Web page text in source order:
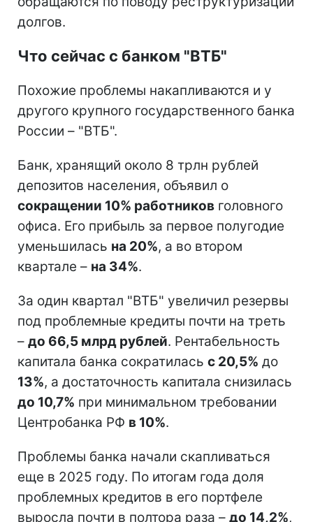
долгов.
Что сейчас с банком "ВТБ"
Похожие проблемы накапливаются и у
другого крупного государственного банка
России – "ВТБ".
Банк, хранящий около 8 трлн рублей
депозитов населения, объявил о
сокращении 10% работников головного
офиса. Его прибыль за первое полугодие
уменьшилась на 20%, а во втором
квартале – на 34%.
За один квартал "ВТБ" увеличил резервы
под проблемные кредиты почти на треть
– до 66,5 млрд рублей. Рентабельность
капитала банка сократилась с 20,5% до
13%, а достаточность капитала снизилась
до 10,7% при минимальном требовании
Центробанка РФ в 10%.
Проблемы банка начали скапливаться
еще в 2025 году. По итогам года доля
проблемных кредитов в его портфеле
выросла почти в полтора раза – до 14,2%,